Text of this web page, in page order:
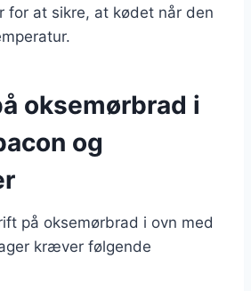
for at sikre, at kødet når den
oksemørbrad i
og
på oksemørbrad i ovn med
kræver følgende